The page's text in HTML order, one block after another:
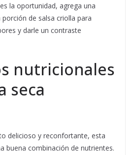
la oportunidad, agrega una
de salsa criolla para
y darle un contraste
nutricionales
seca
delicioso y reconfortante, esta
buena combinación de nutrientes.